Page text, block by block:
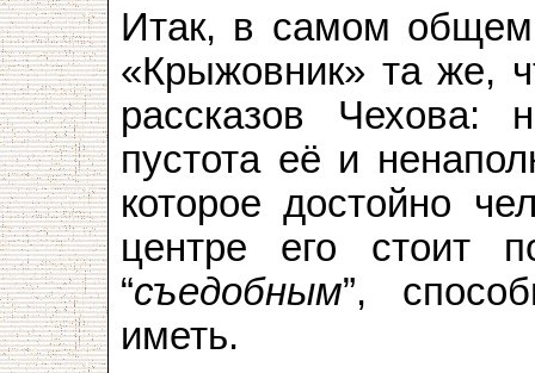
Итак, в самом
«Крыжовник» та же,
рассказов Чехова:
пустота её и
которое достойно
центре его стоит
“съедобным”,
иметь.